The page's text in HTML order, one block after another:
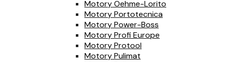
Motory Oehme-Lorito
Motory Portotecnica
Motory Power-Boss
Motory Profi Europe
Motory Protool
Motory Pulimat